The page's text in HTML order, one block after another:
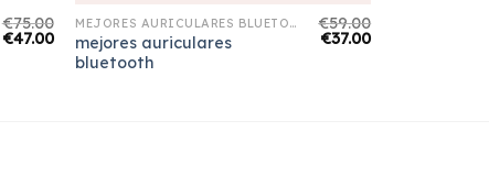
€75.00
€47.00
MEJORES AURICULARES BLUETOOTH
mejores auriculares
bluetooth
€59.00
€37.00